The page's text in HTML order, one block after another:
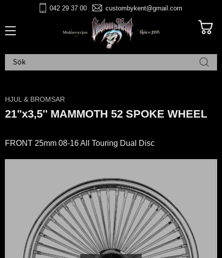
042 29 37 00 custombykent@gmail.com
HJUL & BROMSAR
21"x3,5'' MAMMOTH 52 SPOKE WHEEL
FRONT 25mm 08-16 All Touring Dual Disc